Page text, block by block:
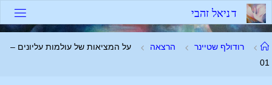
דניאל זהבי
רודולף שטיינר הרצאה
על המציאות של עולמות עליונים –
01